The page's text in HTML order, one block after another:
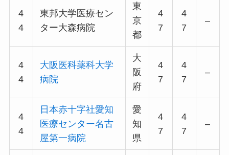
4
4
東邦大学医療セン
ター大森病院
東
京
都
4
7
4
7
–
4
4
大阪医科薬科大学
病院
大
阪
府
4
7
4
7
–
4
4
日本赤十字社愛知
医療センター名古
屋第一病院
愛
知
県
4
7
4
7
–